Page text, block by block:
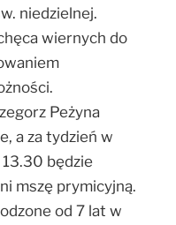
niedzielnej.
wiernych do
Peżyna
a za tydzień w
będzie
mszę prymicyjną.
od 7 lat w